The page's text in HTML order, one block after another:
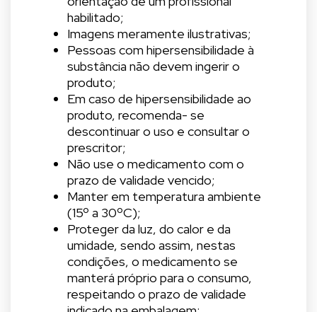
habilitado;
Imagens meramente ilustrativas;
Pessoas com hipersensibilidade à
substância não devem ingerir o
produto;
Em caso de hipersensibilidade ao
produto, recomenda- se
descontinuar o uso e consultar o
prescritor;
Não use o medicamento com o
prazo de validade vencido;
Manter em temperatura ambiente
(15º a 30ºC);
Proteger da luz, do calor e da
umidade, sendo assim, nestas
condições, o medicamento se
manterá próprio para o consumo,
respeitando o prazo de validade